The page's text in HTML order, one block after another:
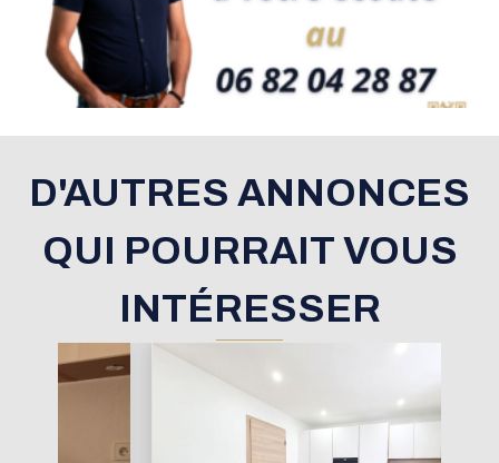
D'AUTRES ANNONCES
QUI POURRAIT VOUS
INTÉRESSER